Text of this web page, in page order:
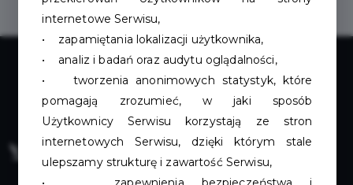
internetowe Serwisu,
• zapamiętania lokalizacji użytkownika,
• analiz i badań oraz audytu oglądalności,
• tworzenia anonimowych statystyk, które
pomagają zrozumieć, w jaki sposób
Użytkownicy Serwisu korzystają ze stron
internetowych Serwisu, dzięki którym stale
ulepszamy strukturę i zawartość Serwisu,